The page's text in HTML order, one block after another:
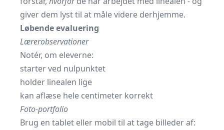
giver dem lyst til at måle videre derhjemme.
Løbende evaluering
Lærerobservationer
Notér, om eleverne:
starter ved nulpunktet
holder linealen lige
kan aflæse hele centimeter korrekt
Foto-portfolio
Brug en tablet eller mobil til at tage billeder af: